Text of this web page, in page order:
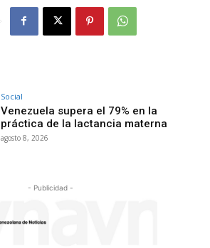
Social
Venezuela supera el 79% en la
práctica de la lactancia materna
agosto 8, 2026
- Publicidad -